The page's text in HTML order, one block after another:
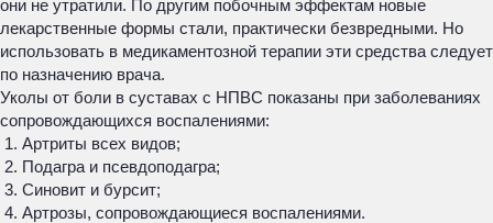
они не утратили. По другим побочным эффектам новые
лекарственные формы стали, практически безвредными. Но
использовать в медикаментозной терапии эти средства следует
по назначению врача.
Уколы от боли в суставах с НПВС показаны при заболеваниях
сопровождающихся воспалениями:
Артриты всех видов;
Подагра и псевдоподагра;
Синовит и бурсит;
Артрозы, сопровождающиеся воспалениями.